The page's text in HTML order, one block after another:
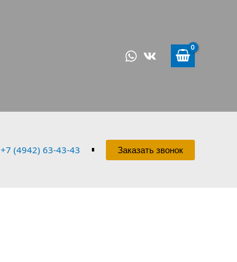
+7 (4942) 63-43-43 Заказать звонок